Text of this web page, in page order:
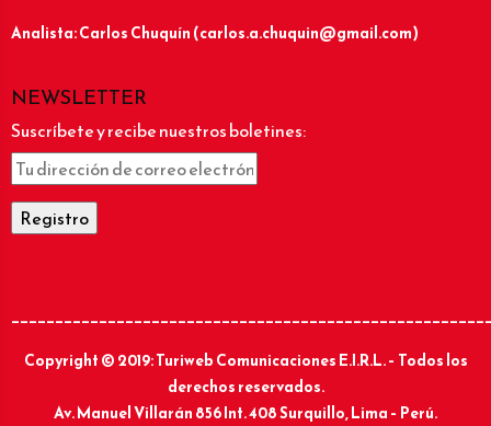
Analista: Carlos Chuquín (carlos.a.chuquin@gmail.com)
NEWSLETTER
Suscríbete y recibe nuestros boletines:
Copyright © 2019: Turiweb Comunicaciones E.I.R.L. – Todos los
derechos reservados.
Av. Manuel Villarán 856 Int. 408 Surquillo, Lima – Perú.